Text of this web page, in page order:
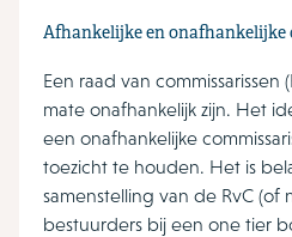
Afhankelijke en onafhankelijke
Een raad van
mate onafhankelijk zijn. Het
een onafhankelijke
toezicht te houden. Het is
samenstelling van de RvC
bestuurders bij een one tier